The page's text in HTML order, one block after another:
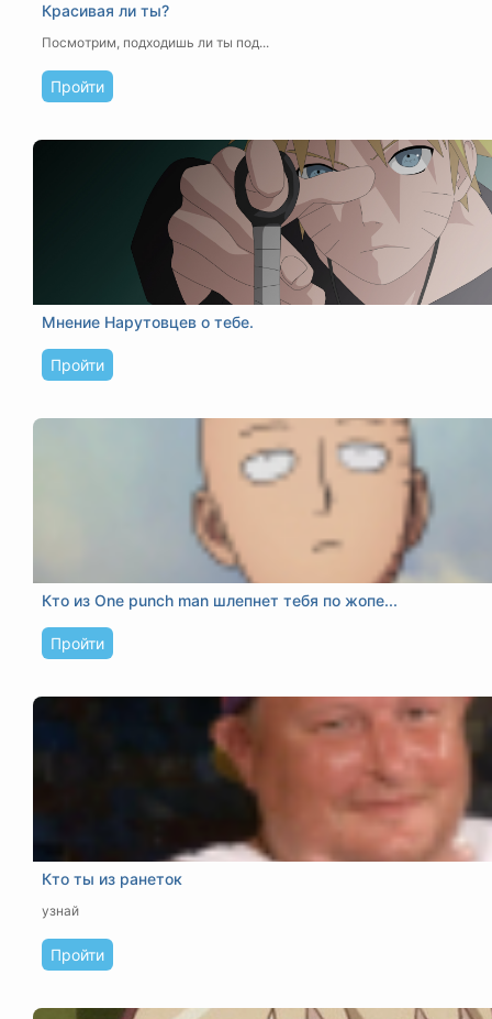
Красивая ли ты?
Посмотрим, подходишь ли ты под...
Пройти
Мнение Нарутовцев о тебе.
Пройти
Кто из One punch man шлепнет тебя по жопе...
Пройти
Кто ты из ранеток
узнай
Пройти